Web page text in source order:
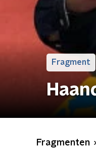
Fragment
Fragmenten